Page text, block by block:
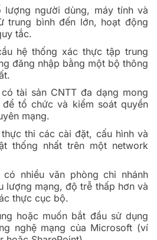
người dùng, máy tính và
trung bình đến lớn, hoạt động
tắc.
hệ thống xác thực tập trung
đăng nhập bằng một bộ thông
tài sản CNTT đa dạng mong
tổ chức và kiểm soát quyền
mạng.
thi các cài đặt, cấu hình và
thống nhất trên một network
có nhiều văn phòng chi nhánh
lượng mạng, độ trễ thấp hơn và
thực cục bộ.
hoặc muốn bắt đầu sử dụng
nghệ mạng của Microsoft (ví